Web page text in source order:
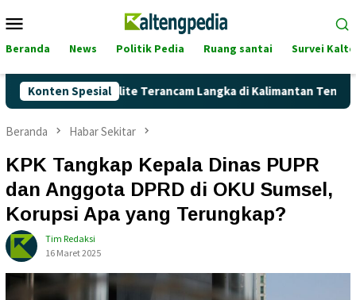
ke
Mobile
Beranda News Politik Pedia Ruang santai Survei
Konten Spesial
Pertalite Terancam Langka di Kalimantan Tengah?
Beranda Habar Sekitar
KPK Tangkap Kepala Dinas PUPR
dan Anggota DPRD di OKU Sumsel,
Korupsi Apa yang Terungkap?
Tim Redaksi
16 Maret 2025